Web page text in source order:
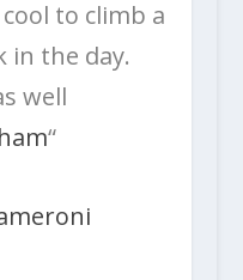
to climb a
in the day.
well
“